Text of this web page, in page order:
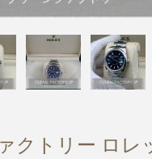
クトリー ロレ